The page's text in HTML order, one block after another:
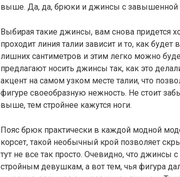
выше. Да, да, брюки и джинсы с завышенной
Выбирая такие джинсы, вам снова придется
проходит линия талии зависит и то, как
лишних сантиметров и этим легко можно
предлагают носить джинсы так, как это
акцент на самом узком месте талии, что
фигуре своеобразную нежность. Не стоит
выше, тем стройнее кажутся ноги.
Пояс брюк практически в каждой модной
корсет, такой необычный крой позволяет
тут не все так просто. Очевидно, что джинсы
стройным девушкам, а вот тем, чья фигура